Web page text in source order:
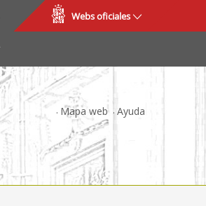
Webs oficiales
Mapa web Ayuda